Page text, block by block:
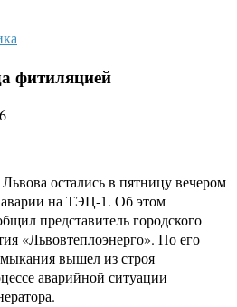
фитиляцией
остались в пятницу вечером
аварии на ТЭЦ-1. Об этом
представитель городского
«Львовтеплоэнерго». По его
вышел из строя
аварийной ситуации